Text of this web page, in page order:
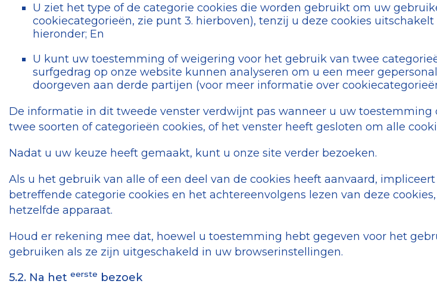
U ziet het type of de categorie cookies die worden gebruikt om uw
cookiecategorieën, zie punt 3. hierboven), tenzij u deze cookies
hieronder; En
U kunt uw toestemming of weigering voor het gebruik van twee
surfgedrag op onze website kunnen analyseren om u een meer
doorgeven aan derde partijen (voor meer informatie over
De informatie in dit tweede venster verdwijnt pas wanneer u uw
twee soorten of categorieën cookies, of het venster heeft gesloten om alle
Nadat u uw keuze heeft gemaakt, kunt u onze site verder bezoeken.
Als u het gebruik van alle of een deel van de cookies heeft aanvaard,
betreffende categorie cookies en het achtereenvolgens lezen van deze
hetzelfde apparaat.
Houd er rekening mee dat, hoewel u toestemming hebt gegeven voor het
gebruiken als ze zijn uitgeschakeld in uw browserinstellingen.
5.2. Na het eerste
bezoek